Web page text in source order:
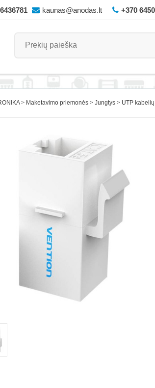
kaunas@anodas.lt +370
Maketavimo priemonės Jungtys UTP